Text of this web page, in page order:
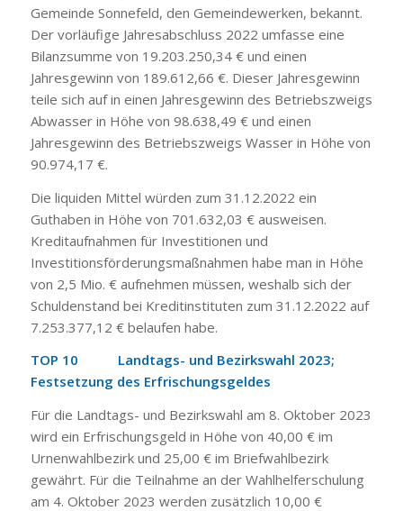
Gemeinde Sonnefeld, den Gemeindewerken, bekannt.
Der vorläufige Jahresabschluss 2022 umfasse eine
Bilanzsumme von 19.203.250,34 € und einen
Jahresgewinn von 189.612,66 €. Dieser Jahresgewinn
teile sich auf in einen Jahresgewinn des Betriebszweigs
Abwasser in Höhe von 98.638,49 € und einen
Jahresgewinn des Betriebszweigs Wasser in Höhe von
90.974,17 €.
Die liquiden Mittel würden zum 31.12.2022 ein
Guthaben in Höhe von 701.632,03 € ausweisen.
Kreditaufnahmen für Investitionen und
Investitionsförderungsmaßnahmen habe man in Höhe
von 2,5 Mio. € aufnehmen müssen, weshalb sich der
Schuldenstand bei Kreditinstituten zum 31.12.2022 auf
7.253.377,12 € belaufen habe.
TOP 10 Landtags- und Bezirkswahl 2023;
Festsetzung des Erfrischungsgeldes
Für die Landtags- und Bezirkswahl am 8. Oktober 2023
wird ein Erfrischungsgeld in Höhe von 40,00 € im
Urnenwahlbezirk und 25,00 € im Briefwahlbezirk
gewährt. Für die Teilnahme an der Wahlhelferschulung
am 4. Oktober 2023 werden zusätzlich 10,00 €